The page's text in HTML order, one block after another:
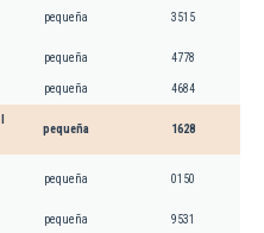
pequeña 3515
pequeña 4778
pequeña 4684
pequeña 1628
pequeña 0150
pequeña 9531